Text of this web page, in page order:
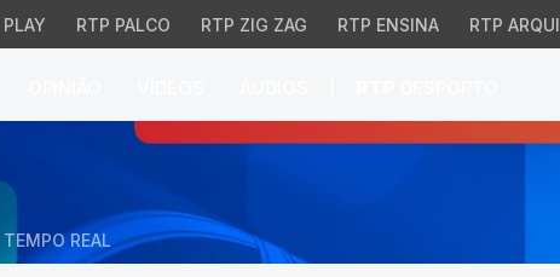
RTP PALCO RTP ZIG ZAG RTP ENSINA RTP
em "debate
REAL